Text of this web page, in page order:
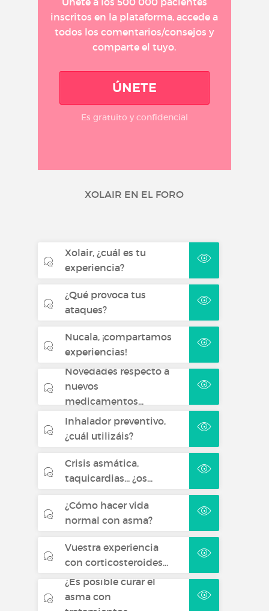
inscritos en la plataforma, accede a
todos los comentarios/consejos y
comparte el tuyo.
ÚNETE
Es gratuito y confidencial
XOLAIR EN EL FORO
Xolair, ¿cuál es tu
experiencia?
¿Qué provoca tus
ataques?
Nucala, ¡compartamos
experiencias!
Novedades respecto a
nuevos
medicamentos...
Inhalador preventivo,
¿cuál utilizáis?
Crisis asmática,
taquicardias... ¿os...
¿Cómo hacer vida
normal con asma?
Vuestra experiencia
con corticosteroides...
¿Es posible curar el
asma con